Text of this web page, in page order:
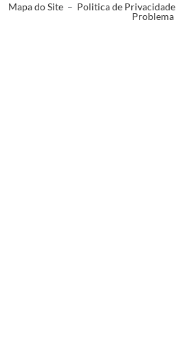
Mapa do Site – Politica de Privacidade
Problema